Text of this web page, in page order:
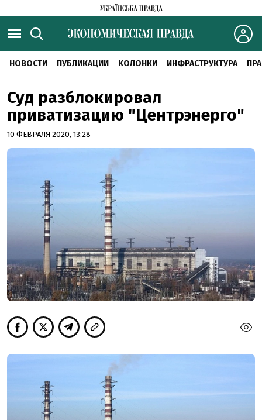
НОВОСТИ ПУБЛИКАЦИИ КОЛОНКИ ИНФРАСТРУКТУРА
Суд разблокировал
приватизацию "Центрэнерго"
10 ФЕВРАЛЯ 2020, 13:28